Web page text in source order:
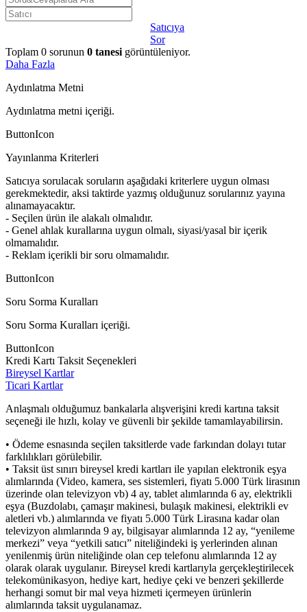
Satıcıya
Sor
Toplam 0 sorunun 0 tanesi görüntüleniyor.
Daha Fazla
Aydınlatma Metni
Aydınlatma metni içeriği.
ButtonIcon
Yayınlanma Kriterleri
Satıcıya sorulacak soruların aşağıdaki kriterlere uygun olması
gerekmektedir, aksi taktirde yazmış olduğunuz sorularınız yayına
alınamayacaktır.
- Seçilen ürün ile alakalı olmalıdır.
- Genel ahlak kurallarına uygun olmalı, siyasi/yasal bir içerik
olmamalıdır.
- Reklam içerikli bir soru olmamalıdır.
ButtonIcon
Soru Sorma Kuralları
Soru Sorma Kuralları içeriği.
ButtonIcon
Kredi Kartı Taksit Seçenekleri
Bireysel Kartlar
Ticari Kartlar
Anlaşmalı olduğumuz bankalarla alışverişini kredi kartına taksit
seçeneği ile hızlı, kolay ve güvenli bir şekilde tamamlayabilirsin.
• Ödeme esnasında seçilen taksitlerde vade farkından dolayı tutar
farklılıkları görülebilir.
• Taksit üst sınırı bireysel kredi kartları ile yapılan elektronik eşya
alımlarında (Video, kamera, ses sistemleri, fiyatı 5.000 Türk lirasının
üzerinde olan televizyon vb) 4 ay, tablet alımlarında 6 ay, elektrikli
eşya (Buzdolabı, çamaşır makinesi, bulaşık makinesi, elektrikli ev
aletleri vb.) alımlarında ve fiyatı 5.000 Türk Lirasına kadar olan
televizyon alımlarında 9 ay, bilgisayar alımlarında 12 ay, “yenileme
merkezi” veya “yetkili satıcı” niteliğindeki iş yerlerinden alınan
yenilenmiş ürün niteliğinde olan cep telefonu alımlarında 12 ay
olarak olarak uygulanır. Bireysel kredi kartlarıyla gerçekleştirilecek
telekomünikasyon, hediye kart, hediye çeki ve benzeri şekillerde
herhangi somut bir mal veya hizmeti içermeyen ürünlerin
alımlarında taksit uygulanamaz.